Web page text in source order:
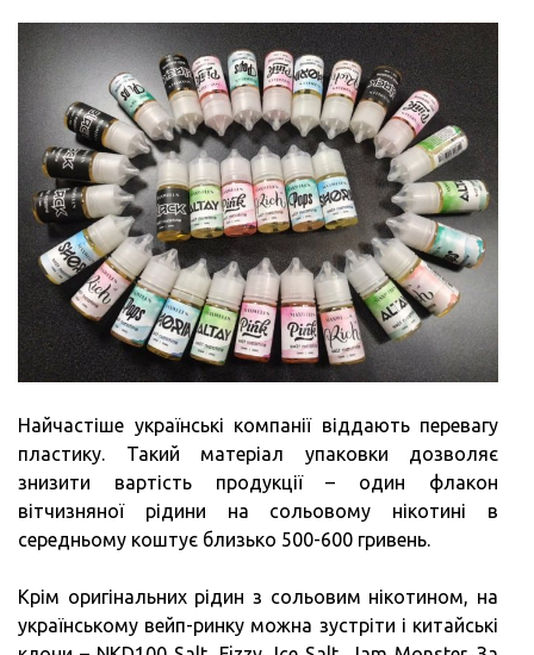
Найчастіше українські компанії віддають перевагу
пластику. Такий матеріал упаковки дозволяє
знизити вартість продукції – один флакон
вітчизняної рідини на сольовому нікотині в
середньому коштує близько 500-600 гривень.
Крім оригінальних рідин з сольовим нікотином, на
українському вейп-ринку можна зустріти і китайські